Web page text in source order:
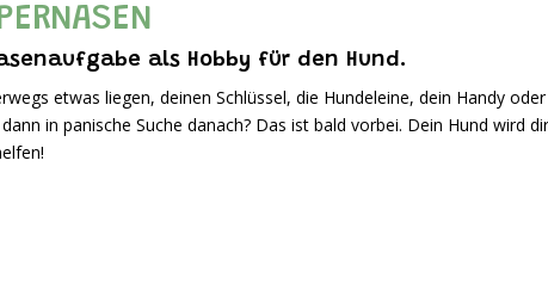
als Hobby für den Hund.
etwas liegen, deinen Schlüssel, die Hundeleine, dein Handy oder
in panische Suche danach? Das ist bald vorbei. Dein Hund wird